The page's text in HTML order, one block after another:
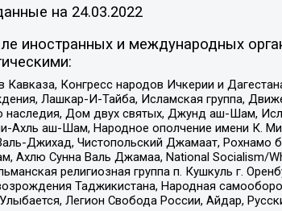
на 24.03.2022
иностранных и международных
Конгресс народов Ичкерии и
Лашкар-И-Тайба, Исламская группа,
Дом двух святых, Джунд аш-Шам,
Ахль аш-Шам, Народное ополчение имени К.
Джихад, Чистопольский Джамаат, Рохнамо
Сунна Валь Джамаа, National Socialism/
религиозная группа п. Кушкуль г.
Таджикистана, Народная
Легион Свобода России, Айдар,